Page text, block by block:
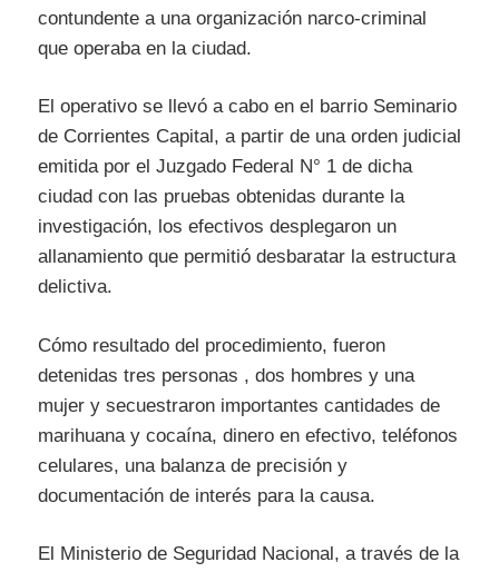
contundente a una organización narco-criminal
que operaba en la ciudad.
El operativo se llevó a cabo en el barrio Seminario
de Corrientes Capital, a partir de una orden judicial
emitida por el Juzgado Federal N° 1 de dicha
ciudad con las pruebas obtenidas durante la
investigación, los efectivos desplegaron un
allanamiento que permitió desbaratar la estructura
delictiva.
Cómo resultado del procedimiento, fueron
detenidas tres personas , dos hombres y una
mujer y secuestraron importantes cantidades de
marihuana y cocaína, dinero en efectivo, teléfonos
celulares, una balanza de precisión y
documentación de interés para la causa.
El Ministerio de Seguridad Nacional, a través de la